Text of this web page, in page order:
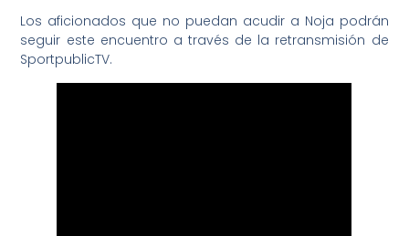
Los aficionados que no puedan acudir a Noja podrán
seguir este encuentro a través de la retransmisión de
SportpublicTV.